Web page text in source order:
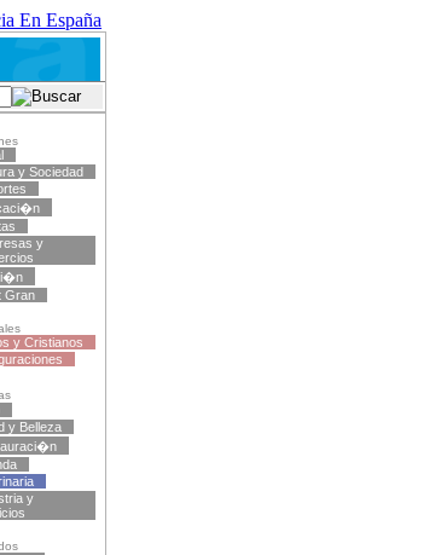
En España
y Sociedad
y
Gran
y Cristianos
y Belleza
y